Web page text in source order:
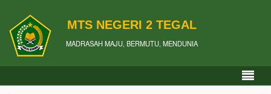
MTS NEGERI 2 TEGAL
MADRASAH MAJU, BERMUTU, MENDUNIA